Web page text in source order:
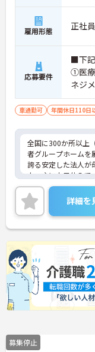
雇用形態 正社
応募要件
■下記
①医
ネジ
（AT
（介
祉経
車通勤可 年間休日110日
全国に300か所以上
者グループホームを
誇る安定した法人が
上、主に土日休みで
した働き方が可能で
あり、子育て世代も
ます。一般社員研修
を通じて着実にスキ
まとめ、メンバーの
いを感じる方、新し
の職場です。ご興味
すので、お気軽に
詳細を
募集停止